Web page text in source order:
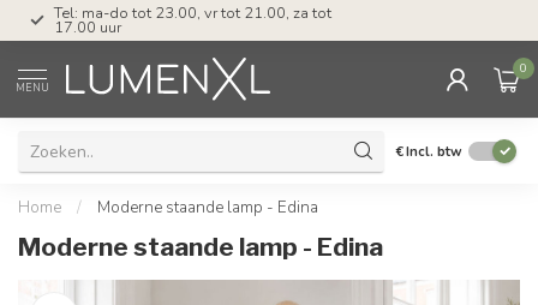
Tel: ma-do tot 23.00, vr tot 21.00, za tot
17.00 uur
MENU
0
€Incl. btw
Home / Moderne staande lamp - Edina
Moderne staande lamp - Edina